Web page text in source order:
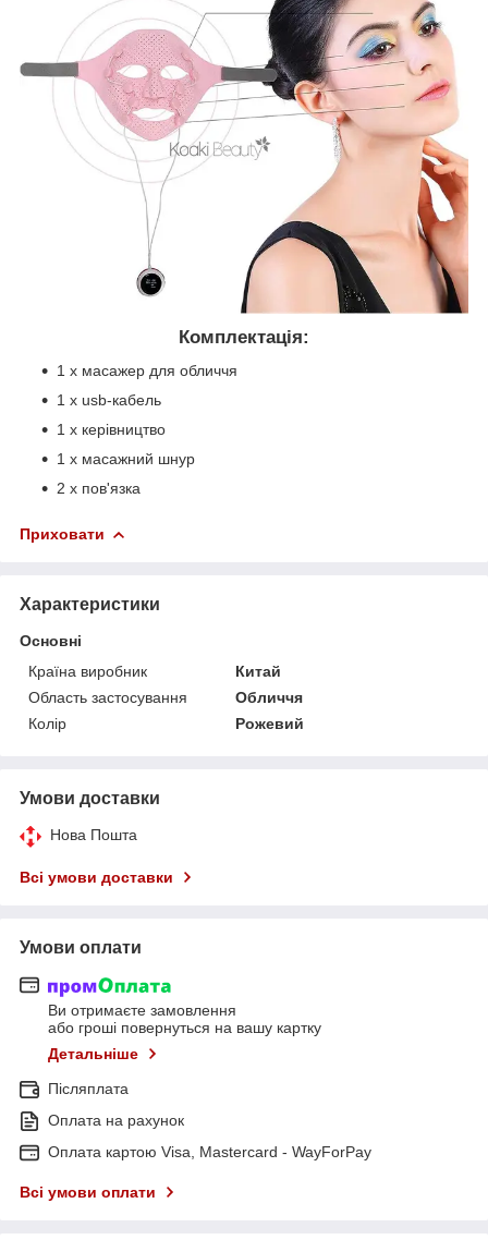
Комплектація:
1 х масажер для обличчя
1 x usb-кабель
1 х керівництво
1 х масажний шнур
2 х пов'язка
Приховати
Характеристики
Основні
Країна виробник
Китай
Область застосування
Обличчя
Колір
Рожевий
Умови доставки
Нова Пошта
Всі умови доставки
Умови оплати
Ви отримаєте замовлення
або гроші повернуться на вашу картку
Детальніше
Післяплата
Оплата на рахунок
Оплата картою Visa, Mastercard - WayForPay
Всі умови оплати